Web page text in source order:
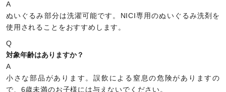
A
ぬいぐるみ部分は洗濯可能です。NICI専用のぬいぐるみ洗剤を
使用されることをおすすめします。
Q
対象年齢はありますか？
A
小さな部品があります。誤飲による窒息の危険がありますの
で、6歳未満のお子様には与えないでください。